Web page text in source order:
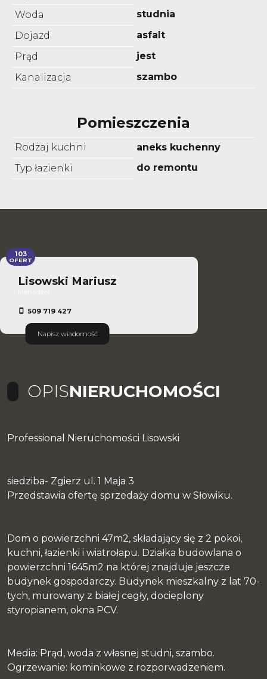
Woda
studnia
Dojazd
asfalt
Prąd
jest
Kanalizacja
szambo
Pomieszczenia
Rodzaj kuchni
aneks kuchenny
Typ łazienki
do remontu
Lisowski Mariusz
509 719 427
Napisz wiadomość
103
OFERT
OPISNIERUCHOMOŚCI
Professional Nieruchomości Lisowski
siedziba- Zgierz ul. 1 Maja 3
Przedstawia ofertę sprzedaży domu w Słowiku.
Dom o powierzchni 47m2, składający się z 2 pokoi,
kuchni, łazienki i wiatrołapu. Działka budowlana o
powierzchni 1645m2 na której znajduje jeszcze
budynek gospodarczy. Budynek mieszkalny z lat 70-
tych, murowany z białej cegły, docieplony
styropianem, okna PCV.
Media: Prąd, woda z własnej studni, szambo.
Ogrzewanie: kominkowe z rozporwadzeniem.